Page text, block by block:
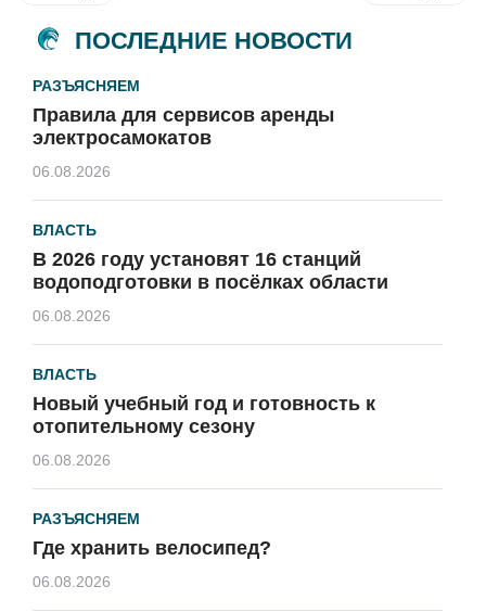
ПОСЛЕДНИЕ НОВОСТИ
РАЗЪЯСНЯЕМ
Правила для сервисов аренды
электросамокатов
06.08.2026
ВЛАСТЬ
В 2026 году установят 16 станций
водоподготовки в посёлках области
06.08.2026
ВЛАСТЬ
Новый учебный год и готовность к
отопительному сезону
06.08.2026
РАЗЪЯСНЯЕМ
Где хранить велосипед?
06.08.2026